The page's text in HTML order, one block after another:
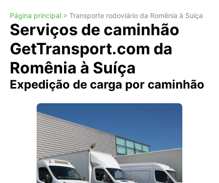
Página principal > Transporte rodoviário da Romênia à Suíça
Serviços de caminhão
GetTransport.com da
Romênia à Suíça
Expedição de carga por caminhão